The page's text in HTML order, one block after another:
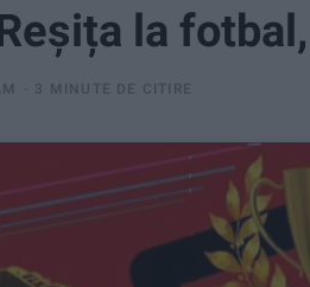
la
3 MINUTE DE CITIRE